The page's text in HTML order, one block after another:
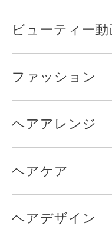
ビューティー動
ファッション
ヘアアレンジ
ヘアケア
ヘアデザイン